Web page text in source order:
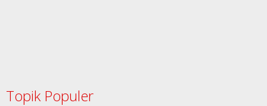
Topik Populer